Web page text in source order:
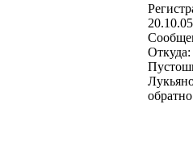
20.10.05
обратно